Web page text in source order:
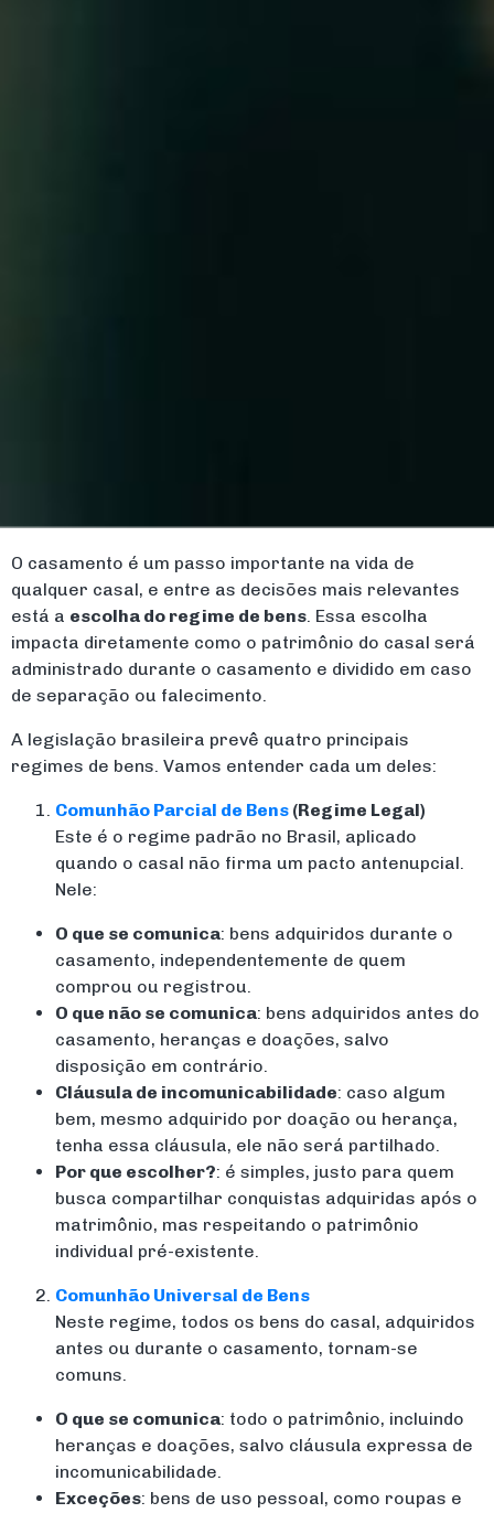
O casamento é um passo importante na vida de
qualquer casal, e entre as decisões mais relevantes
está a escolha do regime de bens. Essa escolha
impacta diretamente como o patrimônio do casal será
administrado durante o casamento e dividido em caso
de separação ou falecimento.
A legislação brasileira prevê quatro principais
regimes de bens. Vamos entender cada um deles:
Comunhão Parcial de Bens (Regime Legal)
Este é o regime padrão no Brasil, aplicado
quando o casal não firma um pacto antenupcial.
Nele:
O que se comunica: bens adquiridos durante o
casamento, independentemente de quem
comprou ou registrou.
O que não se comunica: bens adquiridos antes do
casamento, heranças e doações, salvo
disposição em contrário.
Cláusula de incomunicabilidade: caso algum
bem, mesmo adquirido por doação ou herança,
tenha essa cláusula, ele não será partilhado.
Por que escolher?: é simples, justo para quem
busca compartilhar conquistas adquiridas após o
matrimônio, mas respeitando o patrimônio
individual pré-existente.
Comunhão Universal de Bens
Neste regime, todos os bens do casal, adquiridos
antes ou durante o casamento, tornam-se
comuns.
O que se comunica: todo o patrimônio, incluindo
heranças e doações, salvo cláusula expressa de
incomunicabilidade.
Exceções: bens de uso pessoal, como roupas e